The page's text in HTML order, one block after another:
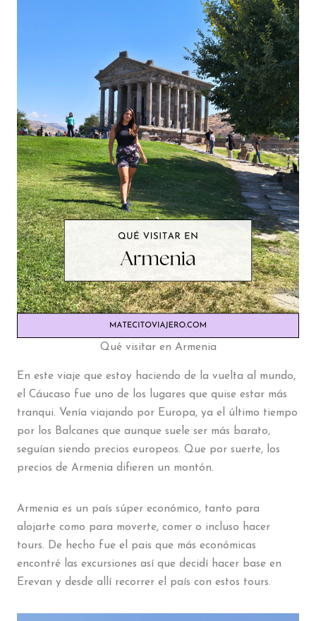
Qué visitar en Armenia
En este viaje que estoy haciendo de la vuelta al mundo,
el Cáucaso fue uno de los lugares que quise estar más
tranqui. Venía viajando por Europa, ya el último tiempo
por los Balcanes que aunque suele ser más barato,
seguían siendo precios europeos. Que por suerte, los
precios de Armenia difieren un montón.
Armenia es un país súper económico, tanto para
alojarte como para moverte, comer o incluso hacer
tours. De hecho fue el pais que más económicas
encontré las excursiones así que decidí hacer base en
Erevan y desde allí recorrer el país con estos tours.